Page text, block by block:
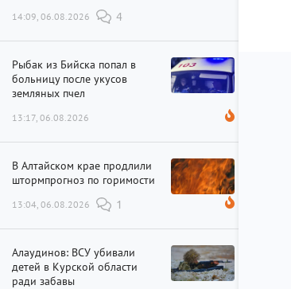
14:09, 06.08.2026 4
Рыбак из Бийска попал в
больницу после укусов
земляных пчел
13:17, 06.08.2026
В Алтайском крае продлили
штормпрогноз по горимости
13:04, 06.08.2026 1
Алаудинов: ВСУ убивали
детей в Курской области
ради забавы